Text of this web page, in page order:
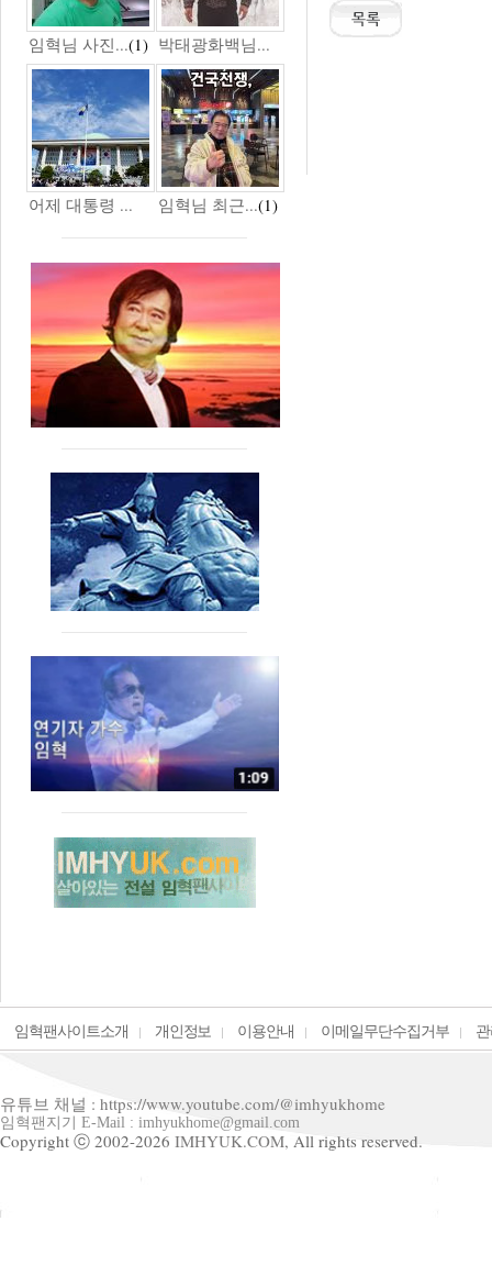
임혁님 사진...(1) 박태광화백님...
어제 대통령 ... 임혁님 최근...(1)
임혁팬사이트소개 개인정보 이용안내 이메일무단수집거부
유튜브 채널 : https://www.youtube.com/@imhyukhome
임혁팬지기 E-Mail : imhyukhome@gmail.com
Copyright ⓒ 2002-2026 IMHYUK.COM, All rights reserved.